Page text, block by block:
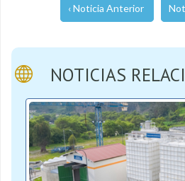
‹ Noticia Anterior
NOTICIAS